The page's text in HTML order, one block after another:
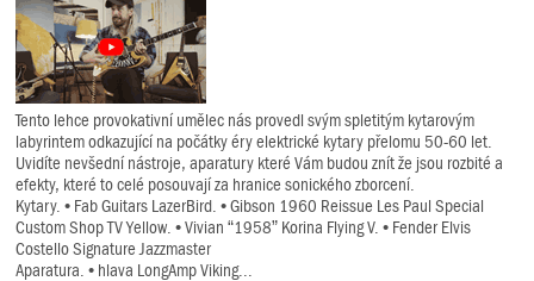
Tento lehce provokativní umělec nás provedl svým spletitým kytarovým
labyrintem odkazující na počátky éry elektrické kytary přelomu 50-60 let.
Uvidíte nevšední nástroje, aparatury které Vám budou znít že jsou rozbité a
efekty, které to celé posouvají za hranice sonického zborcení.
Kytary. • Fab Guitars LazerBird. • Gibson 1960 Reissue Les Paul Special
Custom Shop TV Yellow. • Vivian “1958” Korina Flying V. • Fender Elvis
Costello Signature Jazzmaster
Aparatura. • hlava LongAmp Viking...